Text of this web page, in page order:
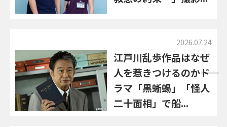
2026.07.24
江戸川乱歩作品はなぜ
人を惹きつけるのか――ド
ラマ「黒蜥蜴」「怪人
二十面相」で船...